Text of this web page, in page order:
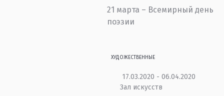
21 марта – Всемирный день
поэзии
ХУДОЖЕСТВЕННЫЕ
17.03.2020 - 06.04.2020
Зал искусств